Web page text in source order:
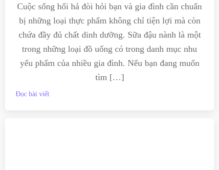
Cuộc sống hối hả đòi hỏi bạn và gia đình cần chuẩn
bị những loại thực phẩm không chỉ tiện lợi mà còn
chứa đầy đủ chất dinh dưỡng. Sữa đậu nành là một
trong những loại đồ uống có trong danh mục nhu
yếu phẩm của nhiều gia đình. Nếu bạn đang muốn
tìm […]
Đọc bài viết